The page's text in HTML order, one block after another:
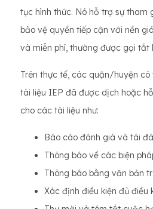
tục hình thức. Nó hỗ trợ sự tham
bảo vệ quyền tiếp cận với nền
và miễn phí, thường được gọi tắt
Trên thực tế, các quận/huyện
tài liệu IEP đã được dịch hoặc
cho các tài liệu như:
Báo cáo đánh giá và tái
Thông báo về các biện
Thông báo bằng văn bản
Xác định điều kiện đủ điều